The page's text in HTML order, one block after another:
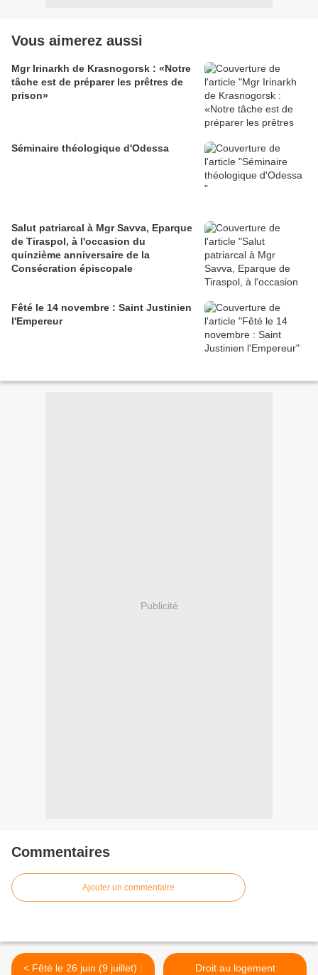
Vous aimerez aussi
Mgr Irinarkh de Krasnogorsk : «Notre
tâche est de préparer les prêtres de
prison»
Séminaire théologique d'Odessa
Salut patriarcal à Mgr Savva, Eparque
de Tiraspol, à l'occasion du
quinzième anniversaire de la
Consécration épiscopale
Fêté le 14 novembre : Saint Justinien
l'Empereur
Publicité
Commentaires
Ajouter un commentaire
< Fêté le 26 juin (9 juillet) :
Droit au logement